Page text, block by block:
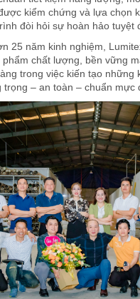
kiểm chứng và lựa chọn
đòi hỏi sự hoàn hảo tuyệt
25 năm kinh nghiệm,
phẩm chất lượng, bền vững
trong việc kiến tạo những
trọng – an toàn – chuẩn mực